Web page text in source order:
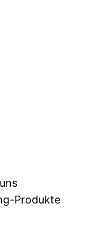
Produkte